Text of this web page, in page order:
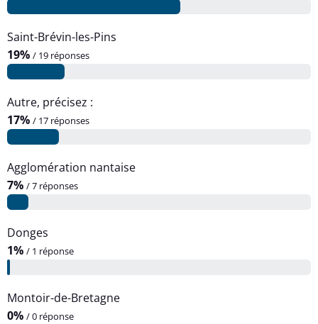
Saint-Brévin-les-Pins
19% / 19 réponses
Autre, précisez :
17% / 17 réponses
Agglomération nantaise
7% / 7 réponses
Donges
1% / 1 réponse
Montoir-de-Bretagne
0% / 0 réponse